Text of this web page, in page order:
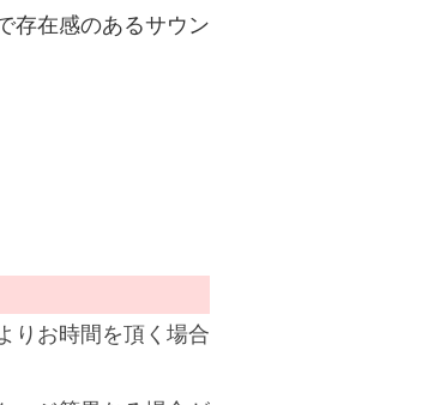
存在感のあるサウン
りお時間を頂く場合